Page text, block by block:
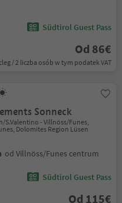
Südtirol Guest Pass
Od 86€
/ 2 liczba osób w tym podatek VAT
Sonneck
S.Valentino - Villnöss/Funes,
Dolomites Region Lüsen
od Villnöss/Funes centrum
Südtirol Guest Pass
Od 115€